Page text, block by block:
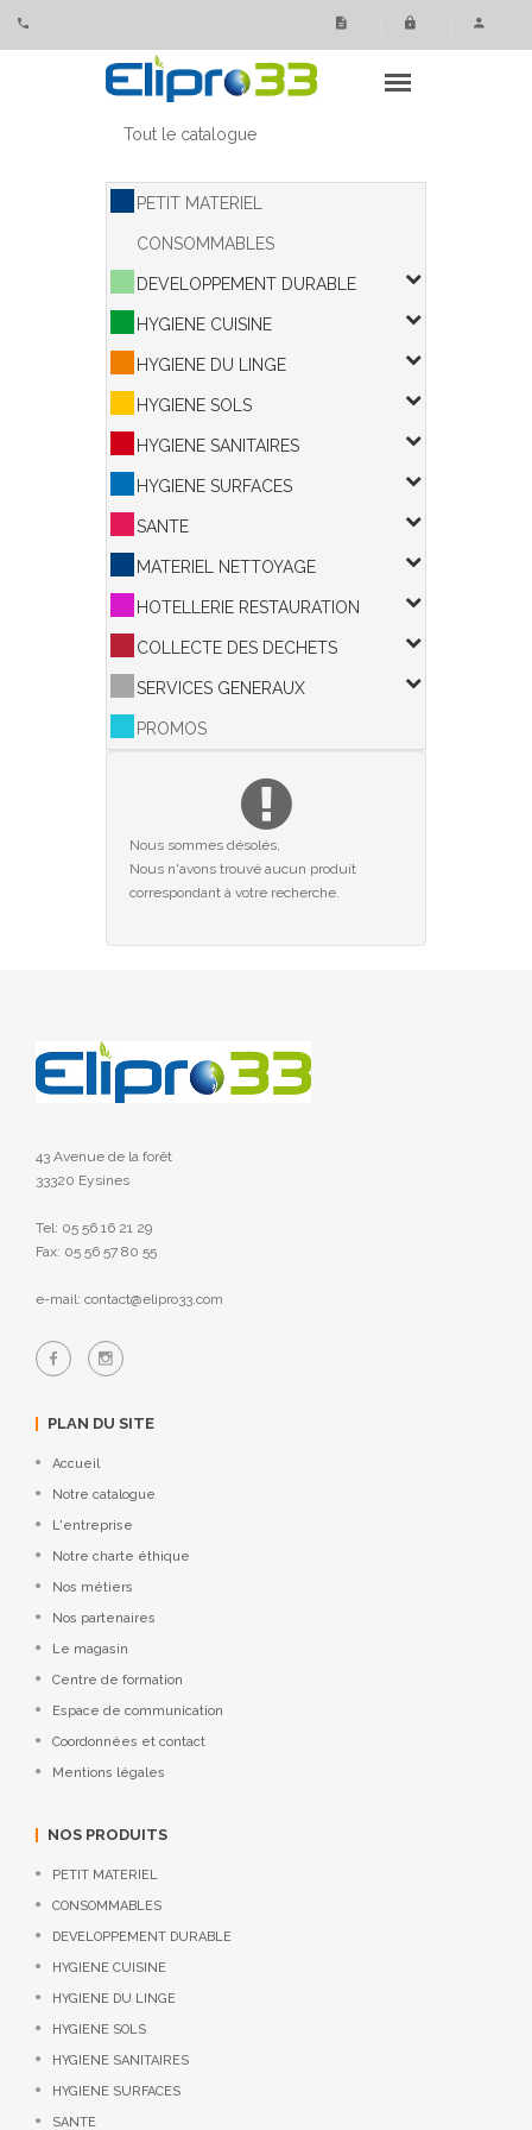
Tout le catalogue
PETIT MATERIEL
CONSOMMABLES
DEVELOPPEMENT DURABLE
HYGIENE CUISINE
HYGIENE DU LINGE
HYGIENE SOLS
HYGIENE SANITAIRES
HYGIENE SURFACES
SANTE
MATERIEL NETTOYAGE
HOTELLERIE RESTAURATION
COLLECTE DES DECHETS
SERVICES GENERAUX
PROMOS
Nous sommes désolés,
Nous n'avons trouvé aucun produit
correspondant à votre recherche.
43 Avenue de la forêt
33320 Eysines
Tel: 05 56 16 21 29
Fax: 05 56 57 80 55
e-mail: contact@elipro33.com
PLAN DU SITE
Accueil
Notre catalogue
L'entreprise
Notre charte éthique
Nos métiers
Nos partenaires
Le magasin
Centre de formation
Espace de communication
Coordonnées et contact
Mentions légales
NOS PRODUITS
PETIT MATERIEL
CONSOMMABLES
DEVELOPPEMENT DURABLE
HYGIENE CUISINE
HYGIENE DU LINGE
HYGIENE SOLS
HYGIENE SANITAIRES
HYGIENE SURFACES
SANTE
Panneau de gestion des cookies